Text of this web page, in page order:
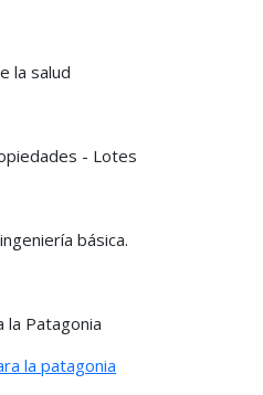
la salud
- Lotes
básica.
Patagonia
la patagonia